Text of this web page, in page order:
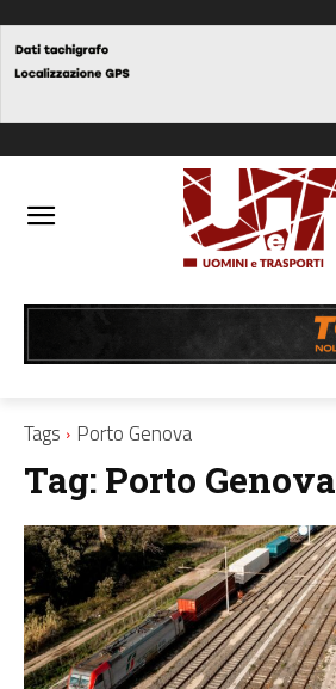
Tags Porto Genova
Tag: Porto Genova